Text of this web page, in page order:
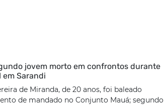
jovem morto em confrontos durante
Sarandi
de Miranda, de 20 anos, foi baleado
de mandado no Conjunto Mauá; segundo